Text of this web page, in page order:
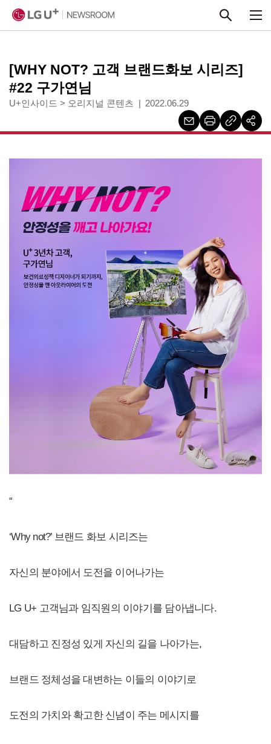
[WHY NOT? 고객 브랜드화보 시리즈]
#22 구가연님
U+인사이드 > 오리지널 콘텐츠 2022.06.29
“
‘Why not?’ 브랜드 화보 시리즈는
자신의 분야에서 도전을 이어나가는
LG U+ 고객님과 임직원의 이야기를 담아냅니다.
대담하고 진정성 있게 자신의 길을 나아가는,
브랜드 정체성을 대변하는 이들의 이야기로
도전의 가치와 확고한 신념이 주는 메시지를